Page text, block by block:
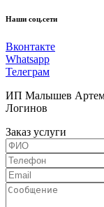
Наши соц.сети
Вконтакте
Whatsapp
Телеграм
ИП Малышев Артем
Логинов
Заказ услуги